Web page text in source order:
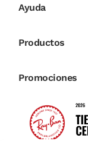
Ayuda
Productos
Promociones